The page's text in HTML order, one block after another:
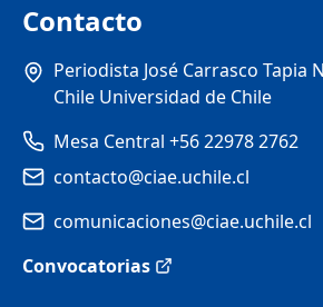
Contacto
Periodista José Carrasco Tapia
Chile Universidad de Chile
Mesa Central +56 22978 2762
contacto@ciae.uchile.cl
comunicaciones@ciae.uchile.cl
Convocatorias